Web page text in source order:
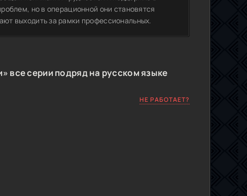
но в операционной они становятся
выходить за рамки профессиональных.
все серии подряд на русском языке
НЕ РАБОТАЕТ?